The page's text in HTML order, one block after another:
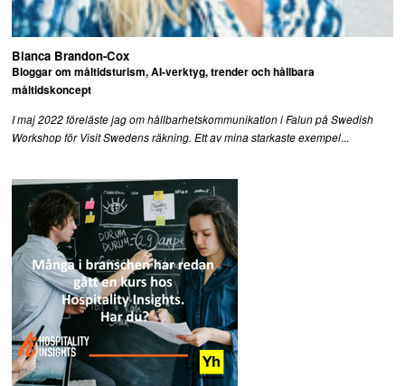
Bianca Brandon-Cox
Bloggar om måltidsturism, AI-verktyg, trender och hållbara
måltidskoncept
I maj 2022 föreläste jag om hållbarhetskommunikation i Falun på Swedish
Workshop för Visit Swedens räkning. Ett av mina starkaste exempel...